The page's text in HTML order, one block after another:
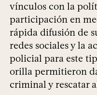
vínculos con la
participación en
rápida difusión de
redes sociales y la
policial para este
orilla permitieron
criminal y rescatar